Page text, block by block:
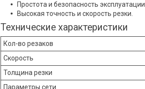
Простота и безопасность эксплуатации.
Высокая точность и скорость резки.
Технические характеристики
Кол-во резаков
Скорость
Толщина резки
Параметры сети